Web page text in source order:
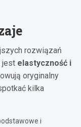
rozwiązań
jest elastyczność i
oryginalny
kilka
i